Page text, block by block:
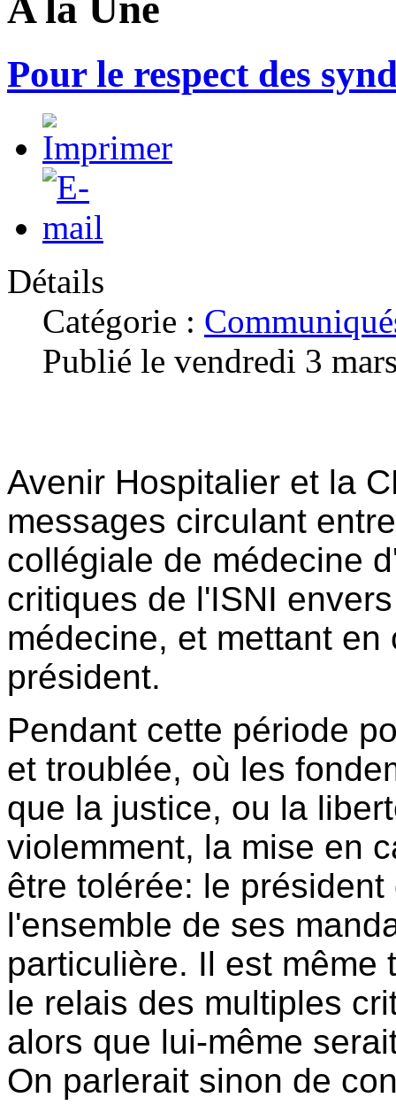
A la Une
Pour le respect des
Détails
Catégorie :
Publié le vendredi 3
Avenir Hospitalier et la
messages circulant
collégiale de médecine
critiques de l'ISNI
médecine, et mettant
président.
Pendant cette période
et troublée, où les
que la justice, ou la
violemment, la mise en
être tolérée: le
l'ensemble de ses
particulière. Il est même
le relais des multiples
alors que lui-même
On parlerait sinon de